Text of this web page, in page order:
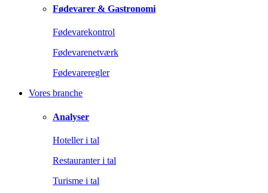
Fødevarer & Gastronomi
Fødevarekontrol
Fødevarenetværk
Fødevareregler
Vores branche
Analyser
Hoteller i tal
Restauranter i tal
Turisme i tal